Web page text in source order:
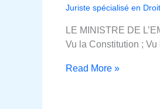
Juriste spécialisé en
LE MINISTRE DE
Vu la Constitution ;
Read More »